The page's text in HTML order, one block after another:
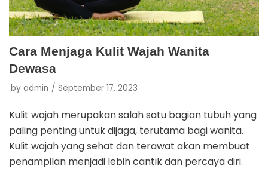
Cara Menjaga Kulit Wajah Wanita
Dewasa
by admin September 17, 2023
Kulit wajah merupakan salah satu bagian tubuh yang
paling penting untuk dijaga, terutama bagi wanita.
Kulit wajah yang sehat dan terawat akan membuat
penampilan menjadi lebih cantik dan percaya diri.